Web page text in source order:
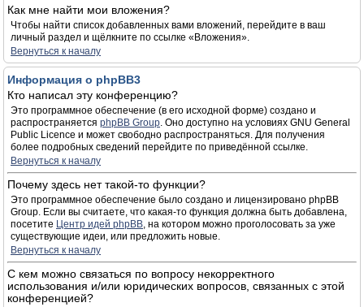
Как мне найти мои вложения?
Чтобы найти список добавленных вами вложений, перейдите в ваш
личный раздел и щёлкните по ссылке «Вложения».
Вернуться к началу
Информация о phpBB3
Кто написал эту конференцию?
Это программное обеспечение (в его исходной форме) создано и
распространяется phpBB Group. Оно доступно на условиях GNU General
Public Licence и может свободно распространяться. Для получения
более подробных сведений перейдите по приведённой ссылке.
Вернуться к началу
Почему здесь нет такой-то функции?
Это программное обеспечение было создано и лицензировано phpBB
Group. Если вы считаете, что какая-то функция должна быть добавлена,
посетите Центр идей phpBB, на котором можно проголосовать за уже
существующие идеи, или предложить новые.
Вернуться к началу
С кем можно связаться по вопросу некорректного
использования и/или юридических вопросов, связанных с этой
конференцией?